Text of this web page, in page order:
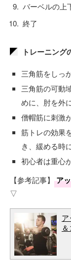
バーベルの上
終了
トレーニング
三角筋をしっ
三角筋の可動
めに、肘を外
僧帽筋に刺激
筋トレの効果
き、緩める時
初心者は重心
【参考記事】
ア
▽